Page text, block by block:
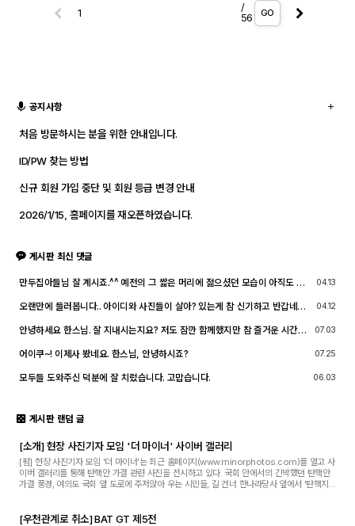
/
56
GO
공지사항
처음 방문하시는 분을 위한 안내입니다.
ID/PW 찾는 방법
신규 회원 가입 중단 및 회원 등급 변경 안내
2026/1/15, 홈페이지를 재오픈하였습니다.
게시판 최신 댓글
만두집아들님 잘 계시죠.^^ 예전의 그 짧은 머리에 젊으셨던 모습이 아직도 기
호회 활동의 추억을 남길 겸 가능한 계속 홈페이지를 유지할 예정입니다. 생각
나실 때 종종 방문해 주세요.^^
04.13
오랜만에 들러봅니다.. 아이디와 사진들이 살아? 있는게 참 신기하고 반갑네요
이제 제가 그 나이가 되버렸습니다^^..
04.12
안녕하세요 한스님. 잘 지내시는지요? 저도 잠깐 함께했지만 참 즐거운 시간이
07.03
어이쿠~! 이제사 봤네요. 한스님, 안녕하시죠? 07.25
모두들 도와주신 덕분에 잘 치렀습니다. 고맙습니다. 06.03
게시판 랜덤 글
[소개] 현장 사진기자 모임 '더 마이너' 사이버 갤러리
[펌] 현장 사진기자 모임 '더 마이너'는 최근 홈페이지(www.minorphotos.com)를 열고 사
이버 갤러리를 통해 탄핵안 가결 관련 사진을 전시하고 있다. 국회 안에서의 긴박했던 탄핵안
가결 풍경, 여의도 국회 앞 도로에 주저앉아 우는 시민들, 길 건너 한나라당사 앞에서 '탄핵지
[우천관계로 취소] BAT GT 제5전